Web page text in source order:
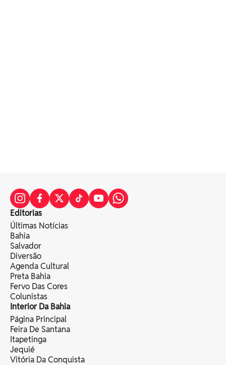
Editorias
Últimas Notícias
Bahia
Salvador
Diversão
Agenda Cultural
Preta Bahia
Fervo Das Cores
Colunistas
Interior Da Bahia
Página Principal
Feira De Santana
Itapetinga
Jequié
Vitória Da Conquista